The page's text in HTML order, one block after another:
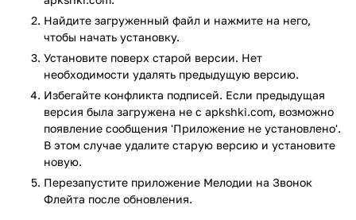
Найдите загруженный файл и нажмите на него,
чтобы начать установку.
Установите поверх старой версии. Нет
необходимости удалять предыдущую версию.
Избегайте конфликта подписей. Если предыдущая
версия была загружена не с apkshki.com, возможно
появление сообщения 'Приложение не установлено'.
В этом случае удалите старую версию и установите
новую.
Перезапустите приложениe Мелодии на Звонок
Флейта после обновления.